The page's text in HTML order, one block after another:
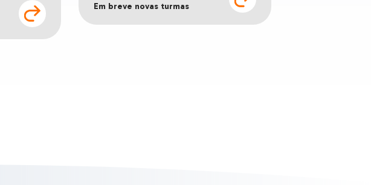
Em breve novas turmas